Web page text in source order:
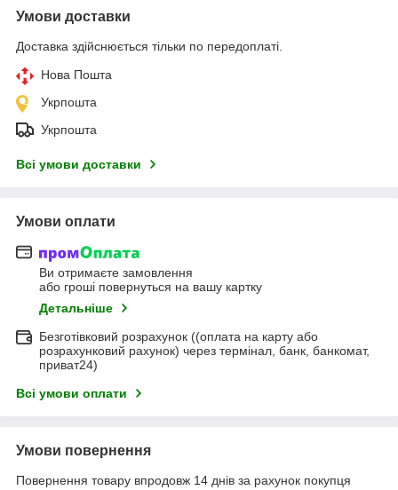
Умови доставки
Доставка здійснюється тільки по передоплаті.
Нова Пошта
Укрпошта
Укрпошта
Всі умови доставки
Умови оплати
Ви отримаєте замовлення
або гроші повернуться на вашу картку
Детальніше
Безготівковий розрахунок ((оплата на карту або
розрахунковий рахунок) через термінал, банк, банкомат,
приват24)
Всі умови оплати
Умови повернення
Повернення товару впродовж 14 днів за рахунок покупця